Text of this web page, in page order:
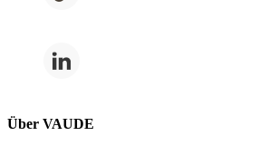
Über VAUDE